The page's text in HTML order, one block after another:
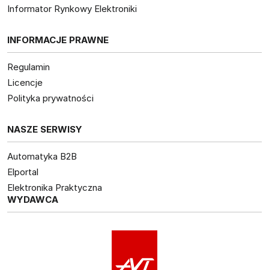
Informator Rynkowy Elektroniki
INFORMACJE PRAWNE
Regulamin
Licencje
Polityka prywatności
NASZE SERWISY
Automatyka B2B
Elportal
Elektronika Praktyczna
WYDAWCA